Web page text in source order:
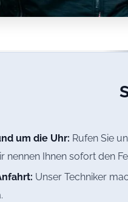
um die Uhr: Rufen Sie
nennen Ihnen sofort den
Unser Techniker